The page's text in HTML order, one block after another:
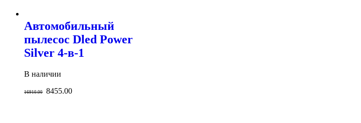
Автомобильный
пылесос Dled Power
Silver 4-в-1
В наличии
16910.00 8455.00